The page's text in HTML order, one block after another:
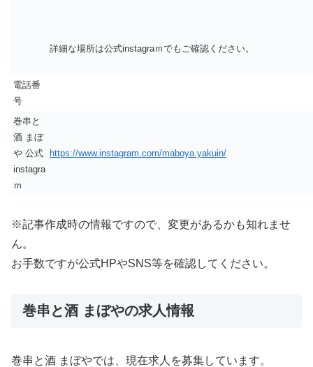
詳細な場所は公式instagraｍでもご確認ください。
電話番
号
巻串と
酒 まぼ
や 公式
instagra
ｍ
https://www.instagram.com/maboya.yakuin/
※記事作成時の情報ですので、変更があるかも知れませ
ん。
お手数ですが公式HPやSNS等を確認してください。
巻串と酒 まぼやの求人情報
巻串と酒 まぼやでは、現在求人を募集しています。